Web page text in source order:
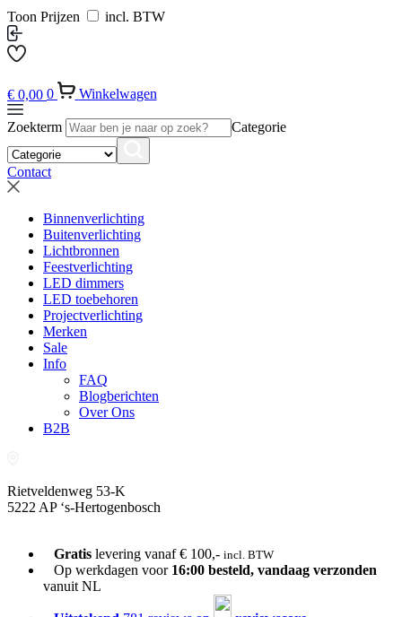
Toon Prijzen incl. BTW
€ 0,00 0 Winkelwagen
Zoekterm Categorie
Contact
Binnenverlichting
Buitenverlichting
Lichtbronnen
Feestverlichting
LED dimmers
LED toebehoren
Projectverlichting
Merken
Sale
Info
FAQ
Blogberichten
Over Ons
B2B
Rietveldenweg 53-K
5222 AP ‘s-Hertogenbosch
Gratislevering vanaf € 100,- incl. BTW
Op werkdagen voor 16:00 besteld, vandaag verzonden
vanuit NL